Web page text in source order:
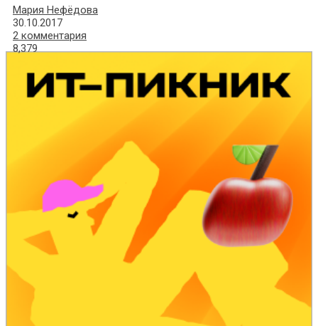
Мария Нефёдова
30.10.2017
2 комментария
8,379